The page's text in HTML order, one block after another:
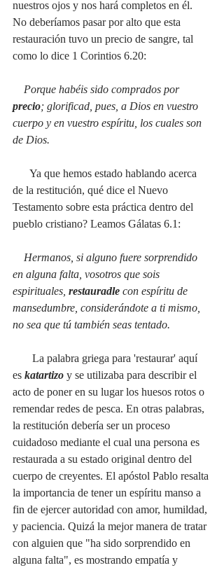
nuestros ojos y nos hará completos en él.
No deberíamos pasar por alto que esta
restauración tuvo un precio de sangre, tal
como lo dice 1 Corintios 6.20:
Porque habéis sido comprados por
precio; glorificad, pues, a Dios en vuestro
cuerpo y en vuestro espíritu, los cuales son
de Dios.
de la restitución, qué dice el Nuevo
Testamento sobre esta práctica dentro del
pueblo cristiano? Leamos Gálatas 6.1:
Hermanos, si alguno fuere sorprendido
en alguna falta, vosotros que sois
espirituales, restauradle con espíritu de
mansedumbre, considerándote a ti mismo,
no sea que tú también seas tentado.
es katartizo y se utilizaba para describir el
acto de poner en su lugar los huesos rotos o
remendar redes de pesca. En otras palabras,
la restitución debería ser un proceso
cuidadoso mediante el cual una persona es
restaurada a su estado original dentro del
cuerpo de creyentes. El apóstol Pablo resalta
la importancia de tener un espíritu manso a
fin de ejercer autoridad con amor, humildad,
y paciencia. Quizá la mejor manera de tratar
con alguien que "ha sido sorprendido en
alguna falta", es mostrando empatía y